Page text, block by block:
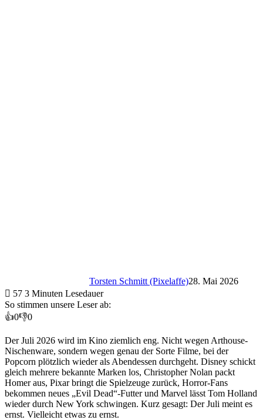
Torsten Schmitt (Pixelaffe)28. Mai 2026
57 3 Minuten Lesedauer
So stimmen unsere Leser ab:
👍0👎0
Der Juli 2026 wird im Kino ziemlich eng. Nicht wegen Arthouse-
Nischenware, sondern wegen genau der Sorte Filme, bei der
Popcorn plötzlich wieder als Abendessen durchgeht. Disney schickt
gleich mehrere bekannte Marken los, Christopher Nolan packt
Homer aus, Pixar bringt die Spielzeuge zurück, Horror-Fans
bekommen neues „Evil Dead“-Futter und Marvel lässt Tom Holland
wieder durch New York schwingen. Kurz gesagt: Der Juli meint es
ernst. Vielleicht etwas zu ernst.